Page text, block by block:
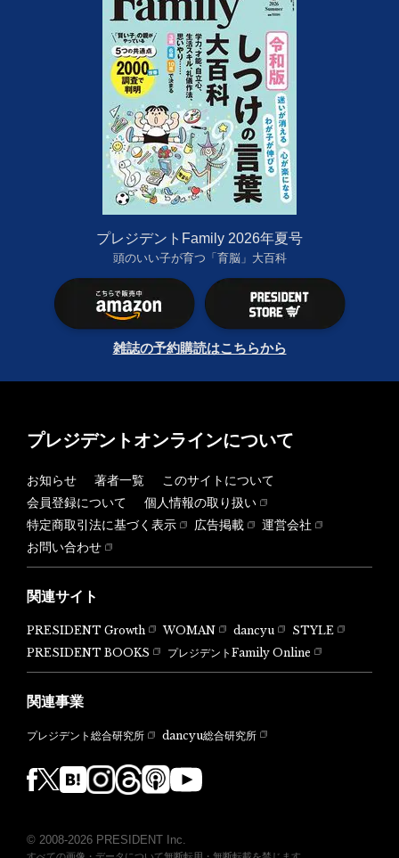
プレジデントFamily 2026年夏号
頭のいい子が育つ「育脳」大百科
雑誌の予約購読はこちらから
プレジデントオンラインについて
お知らせ 著者一覧
このサイトについて
会員登録について
個人情報の取り扱い
特定商取引法に基づく表示
広告掲載
運営会社
お問い合わせ
関連サイト
PRESIDENT Growth WOMAN dancyu
STYLE
PRESIDENT BOOKS
プレジデントFamily Online
関連事業
プレジデント総合研究所 dancyu総合研究所
© 2008-2026 PRESIDENT Inc.